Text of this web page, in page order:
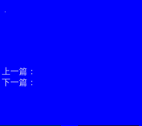
上一篇：
下一篇：